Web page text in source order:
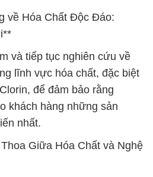
về Hóa Chất Độc Đáo:
và tiếp tục nghiên cứu về
lĩnh vực hóa chất, đặc biệt
để đảm bảo rằng
khách hàng những sản
nhất.
Giữa Hóa Chất và Nghệ